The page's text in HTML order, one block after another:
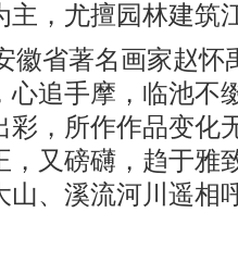
主，尤擅园林建筑
徽省著名画家赵怀
心追手摩，临池不
彩，所作作品变化
，又磅礴，趋于雅
山、溪流河川遥相